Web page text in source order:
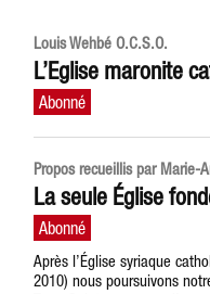
Louis Wehbé O.C.S.O.
L’Eglise maronite
Propos recueillis par Marie-
La seule Église
Après l’Église syriaque
2010) nous poursuivons